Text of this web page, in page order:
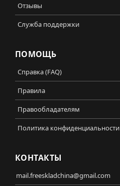
Отзывы
Служба поддержки
ПОМОЩЬ
Справка (FAQ)
Правила
Правообладателям
Политика конфиденциальности
КОНТАКТЫ
mail.freeskladchina@gmail.com